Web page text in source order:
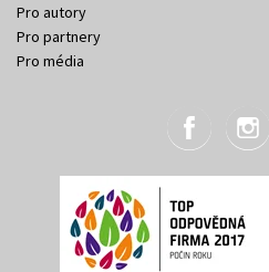
Pro autory
Pro partnery
Pro média